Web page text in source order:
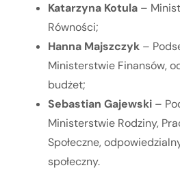
Katarzyna Kotula –
Równości;
Hanna Majszczyk –
Ministerstwie Finansów,
budżet;
Sebastian Gajewski –
Ministerstwie Rodziny,
Społeczne,
społeczny.